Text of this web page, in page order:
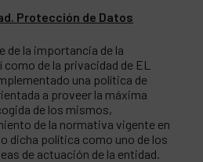
Protección de Datos
de la importancia de la
de la privacidad de EL
una política de
a proveer la máxima
de los mismos,
de la normativa vigente en
dicha política como uno de los
de actuación de la entidad.